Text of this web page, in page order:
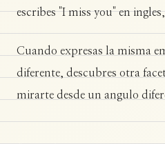
escribes "I miss you" en
Cuando expresas la misma
diferente, descubres otra
mirarte desde un angulo